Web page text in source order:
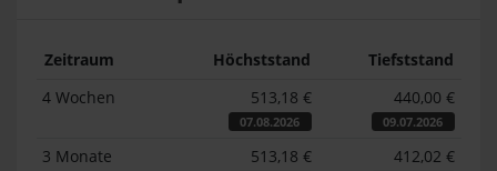
Zeitraum Höchststand
Tiefststand
4 Wochen
513,18 €
07.08.2026
440,00 €
09.07.2026
3 Monate 513,18 € 412,02 €